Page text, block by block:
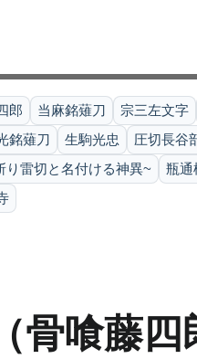
郎 当麻銘薙刀 宗三左文字
銘薙刀 生駒光忠 圧切長谷
り雷切と名付ける神異~
瓶通
骨喰藤